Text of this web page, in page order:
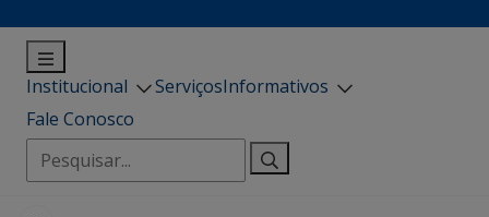
Institucional ServiçosInformativos
Fale Conosco
Pesquisar
por: